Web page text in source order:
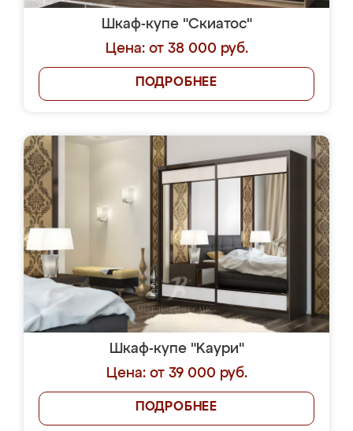
Шкаф-купе "Скиатос"
Цена: от 38 000 руб.
ПОДРОБНЕЕ
Шкаф-купе "Kaури"
Цена: от 39 000 руб.
ПОДРОБНЕЕ